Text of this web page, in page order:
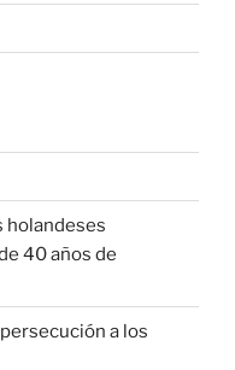
holandeses
40 años de
a los